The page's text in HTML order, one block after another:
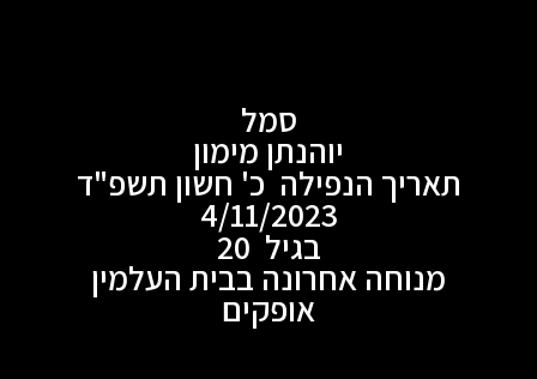
סמל
יוהנתן מימון
תאריך הנפילה כ' חשון תשפ"ד
4/11/2023
בגיל 20
מנוחה אחרונה בבית העלמין
אופקים